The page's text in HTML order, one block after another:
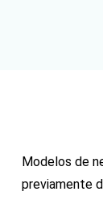
Modelos de
previamente